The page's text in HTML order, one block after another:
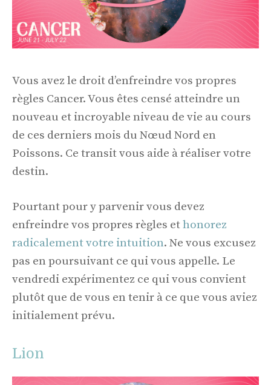
Vous avez le droit d’enfreindre vos propres
règles Cancer. Vous êtes censé atteindre un
nouveau et incroyable niveau de vie au cours
de ces derniers mois du Nœud Nord en
Poissons. Ce transit vous aide à réaliser votre
destin.
Pourtant pour y parvenir vous devez
enfreindre vos propres règles ethonorez
radicalement votre intuition. Ne vous excusez
pas en poursuivant ce qui vous appelle. Le
vendredi expérimentez ce qui vous convient
plutôt que de vous en tenir à ce que vous aviez
initialement prévu.
Lion